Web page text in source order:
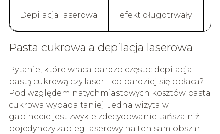
Depilacja laserowa efekt długotrwały
Pasta cukrowa a depilacja laserowa
Pytanie, które wraca bardzo często: depilacja
pastą cukrową czy laser – co bardziej się opłaca?
Pod względem natychmiastowych kosztów pasta
cukrowa wypada taniej. Jedna wizyta w
gabinecie jest zwykle zdecydowanie tańsza niż
pojedynczy zabieg laserowy na ten sam obszar.